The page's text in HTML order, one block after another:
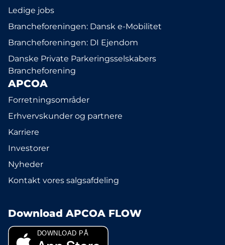
Ledige jobs
Brancheforeningen: Dansk e-Mobilitet
Brancheforeningen: DI Ejendom
Danske Private Parkeringsselskabers
Brancheforening
APCOA
Forretningsområder
Erhvervskunder og partnere
Karriere
Investorer
Nyheder
Kontakt vores salgsafdeling
Download APCOA FLOW